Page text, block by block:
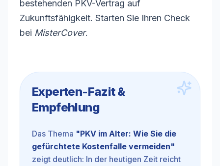
bestehenden PKV-Vertrag auf
Zukunftsfähigkeit. Starten Sie Ihren Check
bei MisterCover.
Experten-Fazit &
Empfehlung
Das Thema "PKV im Alter: Wie Sie die
gefürchtete Kostenfalle vermeiden"
zeigt deutlich: In der heutigen Zeit reicht